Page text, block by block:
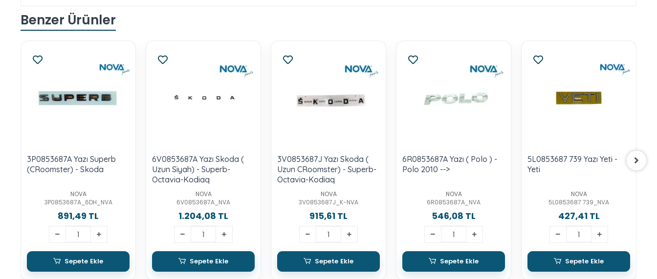
Benzer Ürünler
3P0853687A Yazı Superb
(CRoomster) - Skoda
NOVA
3P0853687A_6DH_NVA
891,49 TL
Sepete Ekle
6V0853687A Yazı Skoda (
Uzun Siyah) - Superb-
Octavia-Kodiaq
NOVA
6V0853687A_NVA
1.204,08 TL
Sepete Ekle
3V0853687J Yazı Skoda (
Uzun CRoomster) - Superb-
Octavia-Kodiaq
NOVA
3V0853687J_K-NVA
915,61 TL
Sepete Ekle
6R0853687A Yazı ( Polo ) -
Polo 2010 -->
NOVA
6R0853687A_NVA
546,08 TL
Sepete Ekle
5L0853687 739 Yazı Yeti -
Yeti
NOVA
5L0853687 739_NVA
427,41 TL
Sepete Ekle